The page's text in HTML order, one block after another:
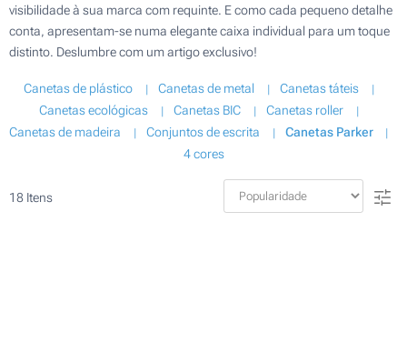
visibilidade à sua marca com requinte. E como cada pequeno detalhe
conta, apresentam-se numa elegante caixa individual para um toque
distinto. Deslumbre com um artigo exclusivo!
Canetas de plástico Canetas de metal
Canetas táteis
Canetas ecológicas
Canetas BIC
Canetas roller
Canetas de madeira
Conjuntos de escrita
Canetas Parker
4 cores
18 Itens